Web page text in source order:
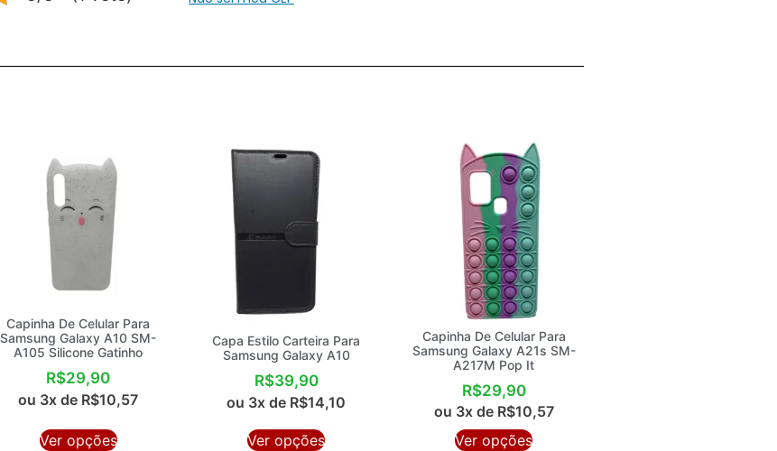
Capinha De Celular Para
Samsung Galaxy A10 SM-
A105 Silicone Gatinho
R$29,90
ou 3x de R$10,57
Ver opções
Capa Estilo Carteira Para
Samsung Galaxy A10
R$39,90
ou 3x de R$14,10
Ver opções
Capinha De Celular Para
Samsung Galaxy A21s SM-
A217M Pop It
R$29,90
ou 3x de R$10,57
Ver opções